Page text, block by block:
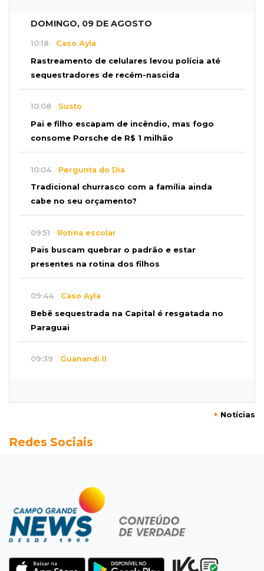
DOMINGO, 09 DE AGOSTO
10:18 Caso Ayla
Rastreamento de celulares levou polícia até
sequestradores de recém-nascida
10:08 Susto
Pai e filho escapam de incêndio, mas fogo
consome Porsche de R$ 1 milhão
10:04 Pergunta do Dia
Tradicional churrasco com a família ainda
cabe no seu orçamento?
09:51 Rotina escolar
Pais buscam quebrar o padrão e estar
presentes na rotina dos filhos
09:44 Caso Ayla
Bebê sequestrada na Capital é resgatada no
Paraguai
09:39 Guanandi II
Carro bate em poste e deixa casas e
Parceria firmada
Federação de futebol assume manutenção de
dois estádios de Campo Grande
Homem morre e três ficam feridos em
+ Notícias
Redes Sociais